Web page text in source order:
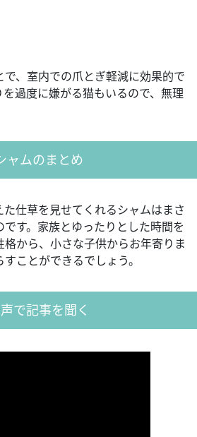
、室内での爪とぎ軽減に効果的で
過度に嫌がる猫もいるので、無理
ャムのまとめ
仕草を見せてくれるシャムはまさ
す。家族とゆったりとした時間を
から、小さな子供からお年寄りま
ことができるでしょう。
で記事を聞く